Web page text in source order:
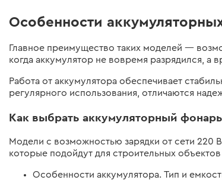
Особенности
Главное преимущество таких моделей —
когда аккумулятор не вовремя разрядился, а
Работа от аккумулятора обеспечивает
регулярного использования, отличаются
Как выбрать аккумуляторный фонарь
Модели с возможностью зарядки от сети 220
которые подойдут для строительных
Особенности аккумулятора. Тип и